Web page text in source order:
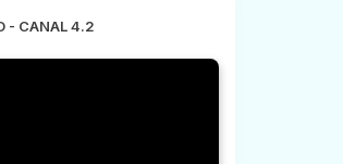
- CANAL 4.2